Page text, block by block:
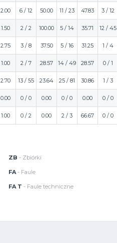
2.00 6 / 12 50.00 11 / 23 47.83 3 / 12
1.50 2 / 2 100.00 5 / 14 35.71 12 / 45
2.75 3 / 8 37.50 5 / 16 31.25 1 / 4
1.00 2 / 7 28.57 14 / 49 28.57 0 / 1
2.70 13 / 55 23.64 25 / 81 30.86 1 / 3
0.00 0 / 0 0.00 0 / 0 0.00 0 / 0
1.00 0 / 2 0.00 2 / 3 66.67 0 / 0
ZB - Zbiórki
FA- Faule
FA T - Faule techniczne